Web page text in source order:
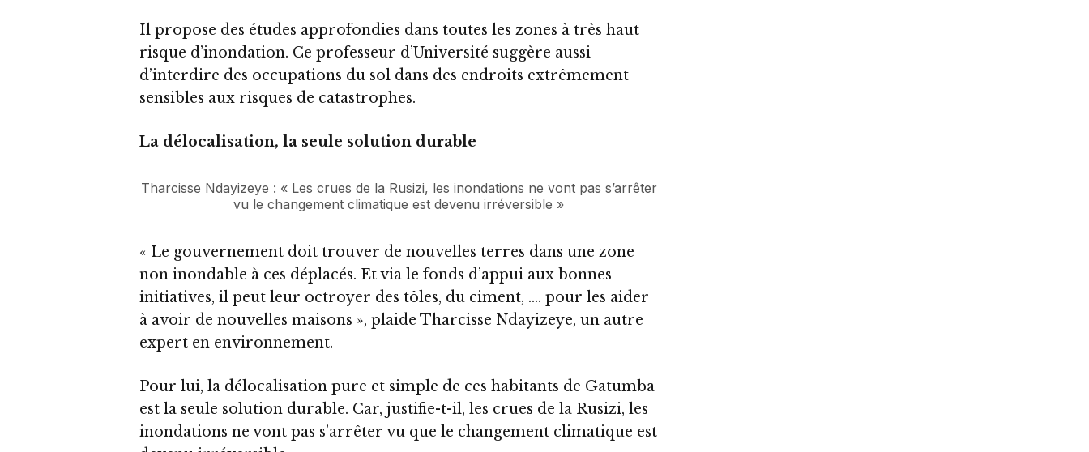
Il propose des études approfondies dans toutes les zones à très haut
risque d’inondation. Ce professeur d’Université suggère aussi
d’interdire des occupations du sol dans des endroits extrêmement
sensibles aux risques de catastrophes.
La délocalisation, la seule solution durable
Tharcisse Ndayizeye : « Les crues de la Rusizi, les inondations ne vont pas s’arrêter
vu le changement climatique est devenu irréversible »
« Le gouvernement doit trouver de nouvelles terres dans une zone
non inondable à ces déplacés. Et via le fonds d’appui aux bonnes
initiatives, il peut leur octroyer des tôles, du ciment, …. pour les aider
à avoir de nouvelles maisons », plaide Tharcisse Ndayizeye, un autre
expert en environnement.
Pour lui, la délocalisation pure et simple de ces habitants de Gatumba
est la seule solution durable. Car, justifie-t-il, les crues de la Rusizi, les
inondations ne vont pas s’arrêter vu que le changement climatique est